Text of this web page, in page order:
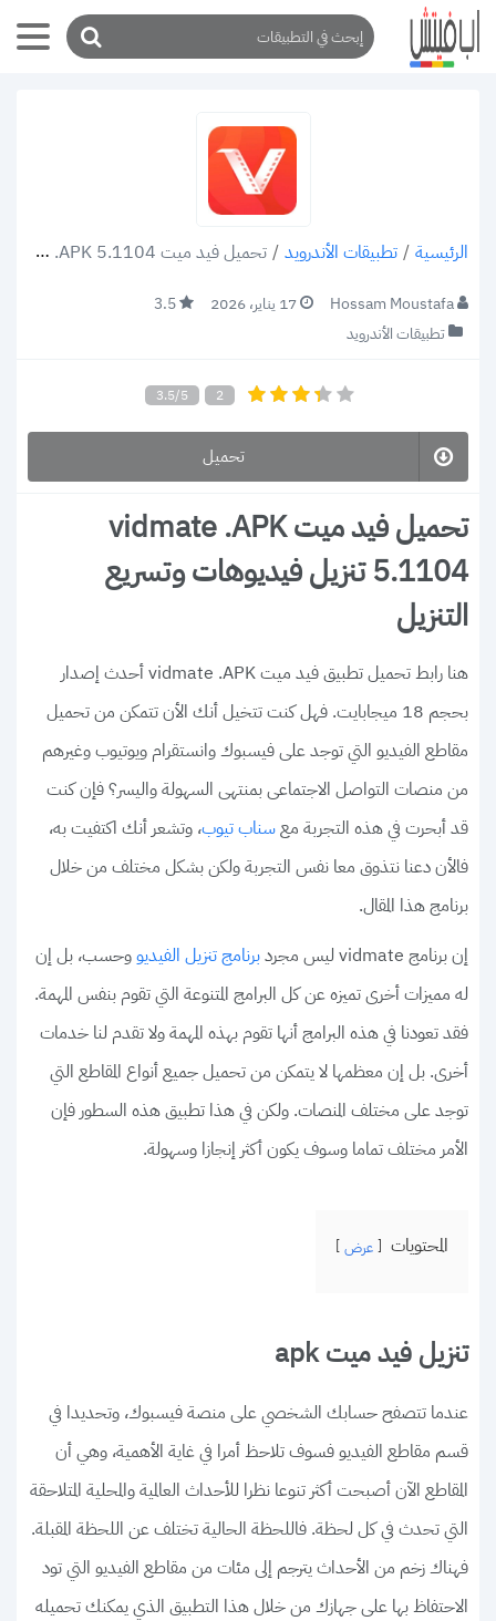
الرئيسية / تطبيقات الأندرويد / تحميل فيد ميت vidmate .APK 5.1104 تنزيل فيديوهات وتسريع التنزيل
Hossam Moustafa 17 يناير، 2026
3.5
تطبيقات الأندرويد
3.5/5 2
تحميل
تحميل فيد ميت vidmate .APK
5.1104 تنزيل فيديوهات وتسريع
التنزيل
هنا رابط تحميل تطبيق فيد ميت vidmate .APK أحدث إصدار
بحجم 18 ميجابايت. فهل كنت تتخيل أنك الأن تتمكن من تحميل
مقاطع الفيديو التي توجد على فيسبوك وانستقرام ويوتيوب وغيرهم
من منصات التواصل الاجتماعى بمنتهى السهولة واليسر؟ فإن كنت
قد أبحرت في هذه التجربة معسناب تيوب، وتشعر أنك اكتفيت به،
فالأن دعنا نتذوق معا نفس التجربة ولكن بشكل مختلف من خلال
برنامج هذا المقال.
إن برنامج vidmate ليس مجرد
برنامج تنزيل الفيديووحسب، بل إن
له مميزات أخرى تميزه عن كل البرامج المتنوعة التي تقوم بنفس المهمة.
فقد تعودنا في هذه البرامج أنها تقوم بهذه المهمة ولا تقدم لنا خدمات
أخرى. بل إن معظمها لا يتمكن من تحميل جميع أنواع المقاطع التي
توجد على مختلف المنصات. ولكن في هذا تطبيق هذه السطور فإن
الأمر مختلف تماما وسوف يكون أكثر إنجازا وسهولة.
المحتويات عرض
تنزيل فيد ميت apk
عندما تتصفح حسابك الشخصي على منصة فيسبوك، وتحديدا في
قسم مقاطع الفيديو فسوف تلاحظ أمرا في غاية الأهمية، وهي أن
المقاطع الآن أصبحت أكثر تنوعا نظرا للأحداث العالمية والمحلية المتلاحقة
التي تحدث في كل لحظة. فاللحظة الحالية تختلف عن اللحظة المقبلة.
فهناك زخم من الأحداث يترجم إلى مئات من مقاطع الفيديو التي تود
الاحتفاظ بها على جهازك من خلال هذا التطبيق الذي يمكنك تحميله